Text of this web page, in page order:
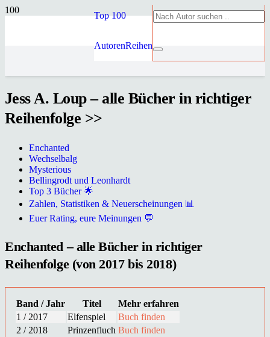
Top 100
AutorenReihen
Jess A. Loup – alle Bücher in richtiger
Reihenfolge >>
Enchanted
Wechselbalg
Mysterious
Bellingrodt und Leonhardt
Top 3 Bücher 🌟
Zahlen, Statistiken & Neuerscheinungen 📊
Euer Rating, eure Meinungen 💬
Enchanted – alle Bücher in richtiger
Reihenfolge (von 2017 bis 2018)
Band / Jahr Titel
Mehr erfahren
1 / 2017
Elfenspiel
Buch finden
2 / 2018
Prinzenfluch Buch finden